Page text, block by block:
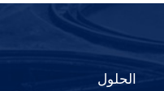
الحلول